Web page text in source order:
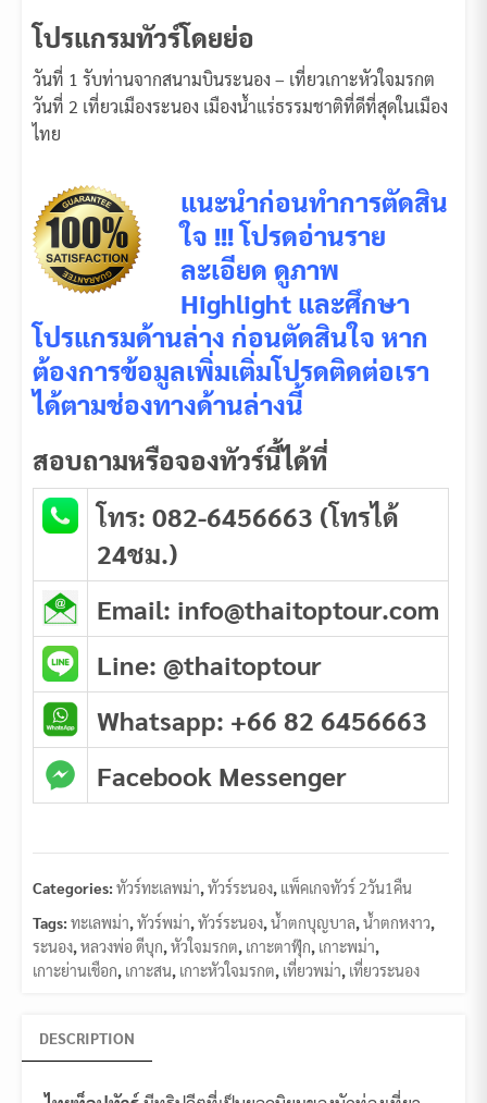
โปรแกรมทัวร์โดยย่อ
วันที่ 1 รับท่านจากสนามบินระนอง – เที่ยวเกาะหัวใจมรกต
วันที่ 2 เที่ยวเมืองระนอง เมืองน้ำแร่ธรรมชาติที่ดีที่สุดในเมือง
ไทย
แนะนำก่อนทำการตัดสิน
ใจ !!! โปรดอ่านราย
ละเอียด ดูภาพ
Highlight และศึกษา
โปรแกรมด้านล่าง ก่อนตัดสินใจ หาก
ต้องการข้อมูลเพิ่มเติ่มโปรดติดต่อเรา
ได้ตามช่องทางด้านล่างนี้
สอบถามหรือจองทัวร์นี้ได้ที่
โทร: 082-6456663 (โทรได้
24ชม.)
Email: info@thaitoptour.com
Line: @thaitoptour
Whatsapp: +66 82 6456663
Facebook Messenger
Categories: ทัวร์ทะเลพม่า,ทัวร์ระนอง, แพ็คเกจทัวร์ 2วัน1คืน
Tags: ทะเลพม่า,ทัวร์พม่า,ทัวร์ระนอง,น้ำตกบุญบาล,น้ำตกหงาว,
ระนอง,หลวงพ่อ ดีบุก,หัวใจมรกต, เกาะตาฟุ๊ก, เกาะพม่า,
เกาะย่านเชือก, เกาะสน, เกาะหัวใจมรกต, เที่ยวพม่า, เที่ยวระนอง
DESCRIPTION